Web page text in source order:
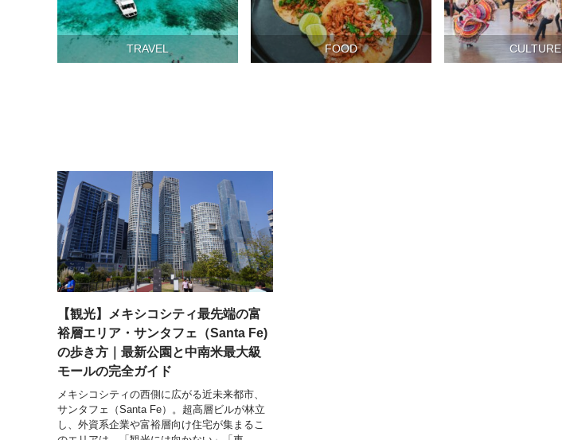
TRAVEL FOOD CULTURE
【観光】メキシコシティ最先端の富
裕層エリア・サンタフェ（Santa Fe)
の歩き方｜最新公園と中南米最大級
モールの完全ガイド
メキシコシティの西側に広がる近未来都市、
サンタフェ（Santa Fe）。超高層ビルが林立
し、外資系企業や富裕層向け住宅が集まるこ